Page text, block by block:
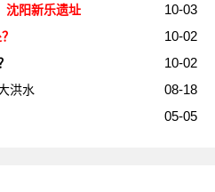
10-03
沈阳新乐遗址
10-02
10-02
08-18
洪水
05-05